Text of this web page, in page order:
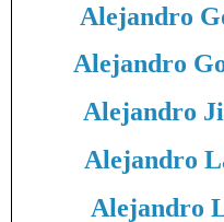
Alejandro
Alejandro
Alejandro
Alejandro
Alejandro